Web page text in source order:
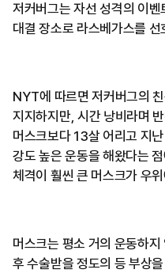
저커버그는 자선 성격의 이
대결 장소로 라스베가스를 선
NYT에 따르면 저커버그의
지지하지만, 시간 낭비라며
머스크보다 13살 어리고 지
강도 높은 운동을 해왔다는
체격이 훨씬 큰 머스크가 우
머스크는 평소 거의 운동하
후 수술받을 정도의 등 부상